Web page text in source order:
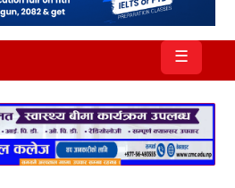
☰